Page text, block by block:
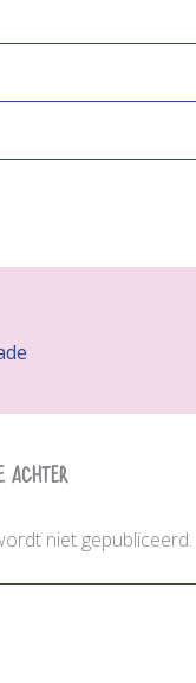
achter
niet gepubliceerd.